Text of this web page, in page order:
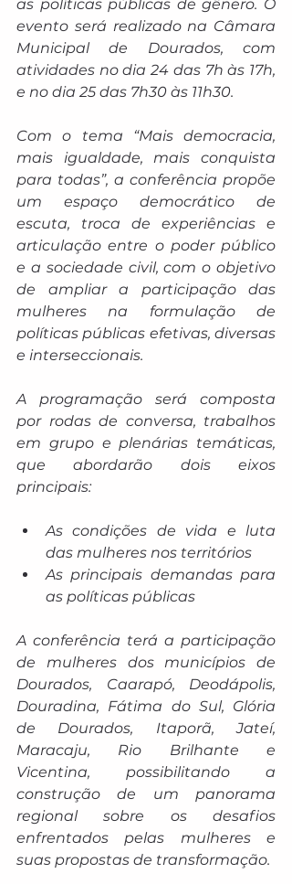
as políticas públicas de gênero. O
evento será realizado na Câmara
Municipal de Dourados, com
atividades no dia 24 das 7h às 17h,
e no dia 25 das 7h30 às 11h30.
Com o tema “Mais democracia,
mais igualdade, mais conquista
para todas”, a conferência propõe
um espaço democrático de
escuta, troca de experiências e
articulação entre o poder público
e a sociedade civil, com o objetivo
de ampliar a participação das
mulheres na formulação de
políticas públicas efetivas, diversas
e interseccionais.
A programação será composta
por rodas de conversa, trabalhos
em grupo e plenárias temáticas,
que abordarão dois eixos
principais:
As condições de vida e luta
das mulheres nos territórios
As principais demandas para
as políticas públicas
A conferência terá a participação
de mulheres dos municípios de
Dourados, Caarapó, Deodápolis,
Douradina, Fátima do Sul, Glória
de Dourados, Itaporã, Jateí,
Maracaju, Rio Brilhante e
Vicentina, possibilitando a
construção de um panorama
regional sobre os desafios
enfrentados pelas mulheres e
suas propostas de transformação.